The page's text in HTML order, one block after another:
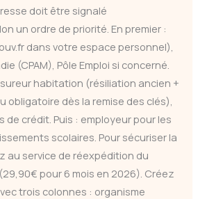
doit être signalé
un ordre de priorité. En premier :
dans votre espace personnel),
(CPAM), Pôle Emploi si concerné.
habitation (résiliation ancien +
obligatoire dès la remise des clés),
de crédit. Puis : employeur pour les
scolaires. Pour sécuriser la
au service de réexpédition du
pour 6 mois en 2026). Créez
trois colonnes : organisme